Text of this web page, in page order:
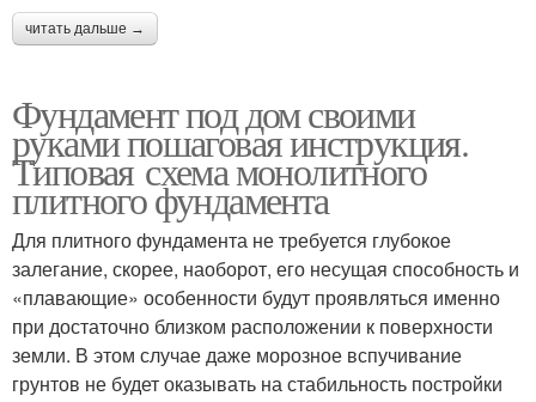
читать дальше →
Фундамент под дом своими
руками пошаговая инструкция.
Типовая схема монолитного
плитного фундамента
Для плитного фундамента не требуется глубокое
залегание, скорее, наоборот, его несущая способность и
«плавающие» особенности будут проявляться именно
при достаточно близком расположении к поверхности
земли. В этом случае даже морозное вспучивание
грунтов не будет оказывать на стабильность постройки